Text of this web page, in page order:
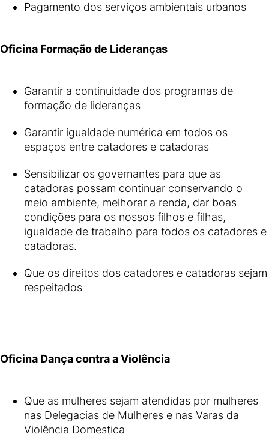
Pagamento dos serviços ambientais urbanos
Oficina Formação de Lideranças
Garantir a continuidade dos programas de
formação de lideranças
Garantir igualdade numérica em todos os
espaços entre catadores e catadoras
Sensibilizar os governantes para que as
catadoras possam continuar conservando o
meio ambiente, melhorar a renda, dar boas
condições para os nossos filhos e filhas,
igualdade de trabalho para todos os catadores e
catadoras.
Que os direitos dos catadores e catadoras sejam
respeitados
Oficina Dança contra a Violência
Que as mulheres sejam atendidas por mulheres
nas Delegacias de Mulheres e nas Varas da
Violência Domestica